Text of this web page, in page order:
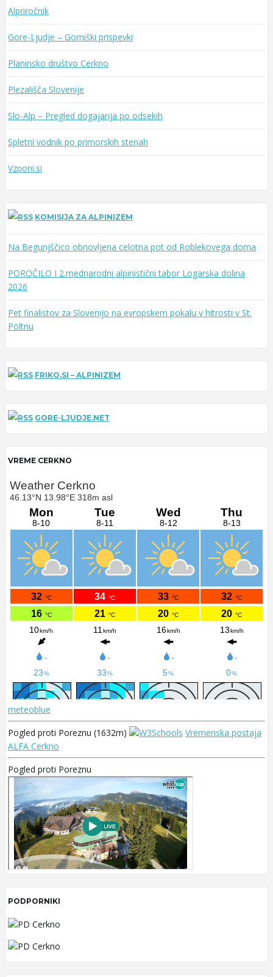
w
o
r
d
Alpriročnik
Gore-Ljudje – Gorniški prispevki
Planinsko društvo Cerkno
Plezališča Slovenije
Slo-Alp – Pregled dogajanja po odsekih
Spletni vodnik po primorskih stenah
Vzponi.si
KOMISIJA ZA ALPINIZEM
Na Begunjščico obnovljena celotna pot od Roblekovega doma
POROČILO I 2.mednarodni alpinistični tabor Logarska dolina
2026
Pet finalistov za Slovenijo na evropskem pokalu v hitrosti v St.
Pöltnu
FRIKO.SI – ALPINIZEM
GORE-LJUDJE.NET
VREME CERKNO
meteoblue
Pogled proti Poreznu (1632m)
Vremenska postaja
ALFA Cerkno
Pogled proti Poreznu
PODPORNIKI